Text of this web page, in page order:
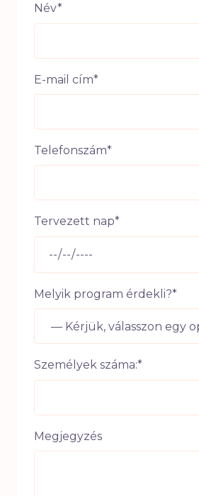
Név*
E-mail cím*
Telefonszám*
Tervezett nap*
Melyik program érdekli?*
Személyek száma:*
Megjegyzés